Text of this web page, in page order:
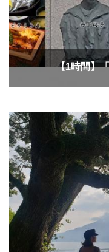
【1時間】